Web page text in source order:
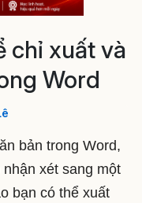
chỉ xuất và
Word
bản trong Word,
xét sang một
bạn có thể xuất